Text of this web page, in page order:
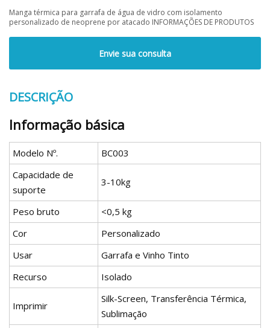
Manga térmica para garrafa de água de vidro com isolamento
personalizado de neoprene por atacado INFORMAÇÕES DE PRODUTOS
Envie sua consulta
DESCRIÇÃO
Informação básica
Modelo Nº.
BC003
Capacidade de
suporte
3-10kg
Peso bruto
<0,5 kg
Cor
Personalizado
Usar
Garrafa e Vinho Tinto
Recurso
Isolado
Imprimir
Silk-Screen, Transferência Térmica,
Sublimação